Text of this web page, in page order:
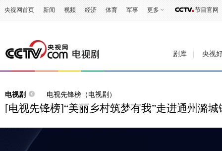
央视网首页 新闻 视频 经济 体育 军事 更多 节目官网
剧库 央视
电视剧 电视先锋榜（电视剧）
[电视先锋榜]“美丽乡村筑梦有我”走进通州潞城